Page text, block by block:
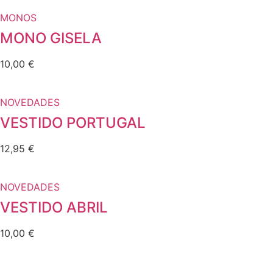
MONOS
MONO GISELA
10,00 €
NOVEDADES
VESTIDO PORTUGAL
12,95 €
NOVEDADES
VESTIDO ABRIL
10,00 €